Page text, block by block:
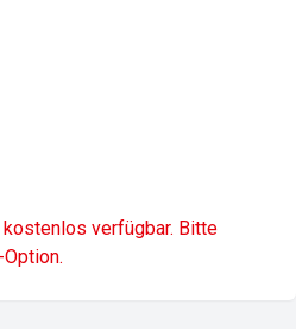
verfügbar. Bitte